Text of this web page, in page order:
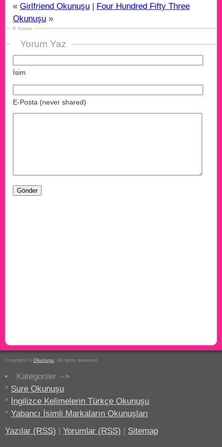
« Girlfriend Okunuşu | Four Hundred Fifty Three
Okunuşu »
0 Yorum
Yorum Yaz
İsim
E-Posta (never shared)
Copyright © Okunuşu . All rights reserved.
Kategoriler -->
* Sure Okunuşu
* İngilizce Kelimelerin Türkçe Okunuşu
* Yabancı İsimli Markaların Okunuşları
Yazılar (RSS) | Yorumlar (RSS) | Sitemap